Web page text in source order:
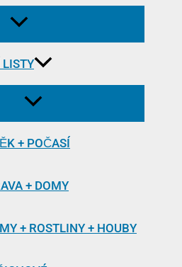
+ POČASÍ
+ DOMY
+ ROSTLINY + HOUBY